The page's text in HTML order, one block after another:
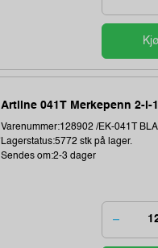
Artline 041T Merkepenn 2-i-
Varenummer:128902 /EK-041T
Lagerstatus:5772 stk på lager.
Sendes om:2-3 dager